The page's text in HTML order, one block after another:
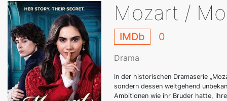
Mozart /
IMDb 0
Drama
In der historischen Dramaserie
sondern dessen weitgehend
Ambitionen wie ihr Bruder hatte,